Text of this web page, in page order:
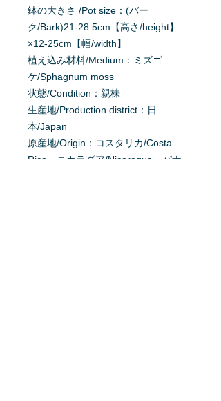
鉢の大きさ /Pot size：(バー
ク/Bark)21-28.5cm【高さ/height】
×12-25cm【幅/width】
植え込み材料/Medium：ミズゴ
ケ/Sphagnum moss
状態/Condition：親株
生産地/Production district：日
本/Japan
原産地/Origin：コスタリカ/Costa
Rica、ニカラグア/Nicaragua、パナ